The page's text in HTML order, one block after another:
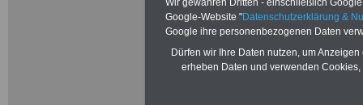
und Beamte"
Wir gewähren Dritten - einschließlich
Google-Website "Datenschutzerklärung &
Google ihre personenbezogenen Daten
Dürfen wir Ihre Daten nutzen, um
erheben Daten und verwenden